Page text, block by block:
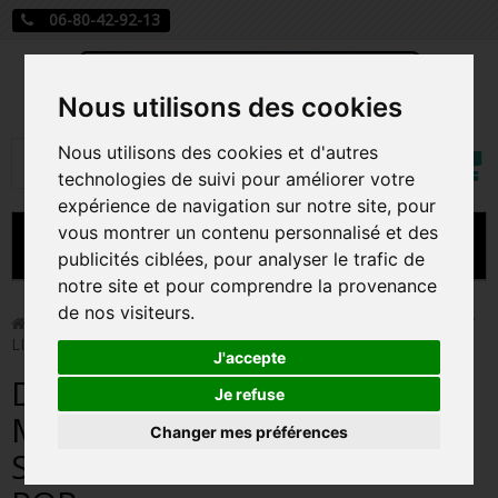
Nous utilisons des cookies
Nous utilisons des cookies et d'autres
technologies de suivi pour améliorer votre
expérience de navigation sur notre site, pour
vous montrer un contenu personnalisé et des
publicités ciblées, pour analyser le trafic de
notre site et pour comprendre la provenance
de nos visiteurs.
J'accepte
Je refuse
Changer mes préférences
06-80-42-92-13
Rechercher
Mon
MENU
CARTE A JOUER
PRÉCOMMANDE FIGURINES POP
FIGURINES POP MANGA
FIGURINES POP DISNEY
FIGURINES POP MARVEL
Funko Pop! > DISPLAY DE 12 MYSTERY MINIS GLOBES /
LILO ET STITCH / FIGURINE FUNKO POP
DISPLAY DE 12 MYSTERY
MINIS GLOBES / LILO ET
STITCH / FIGURINE FUNKO